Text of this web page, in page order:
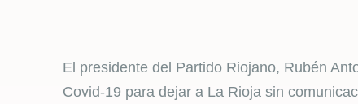
El presidente del Partido Riojano, Rubén
Covid-19 para dejar a La Rioja sin